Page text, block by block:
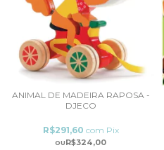
ANIMAL DE MADEIRA RAPOSA -
DJECO
R$324,00
R$291,60 com Pix